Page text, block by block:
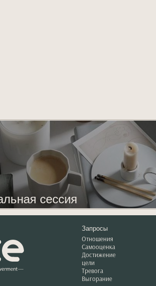
сессия
Отношения
Самооценка
Достижение
цели
Тревога
Выгорание
Запросы